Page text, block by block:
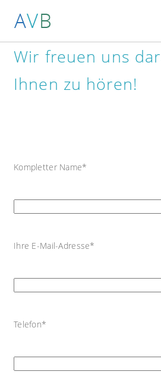
Wir freuen uns
Ihnen zu hören!
Kompletter Name*
Ihre E-Mail-Adresse*
Telefon*